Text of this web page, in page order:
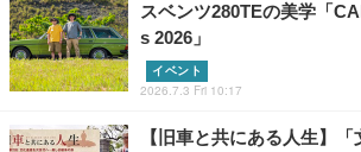
スベンツ280TEの美学「
s 2026」
イベント
2026.7.3 Fri 10:17
【旧車と共にある人生】